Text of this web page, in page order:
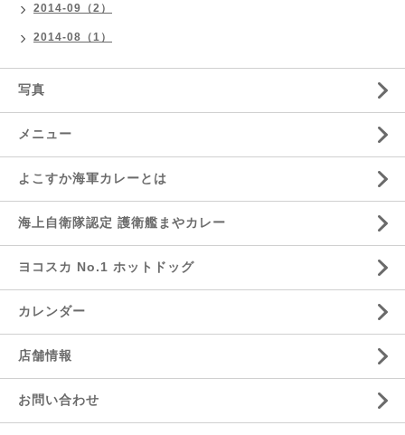
2014-09（2）
2014-08（1）
写真
メニュー
よこすか海軍カレーとは
海上自衛隊認定 護衛艦まやカレー
ヨコスカ No.1 ホットドッグ
カレンダー
店舗情報
お問い合わせ